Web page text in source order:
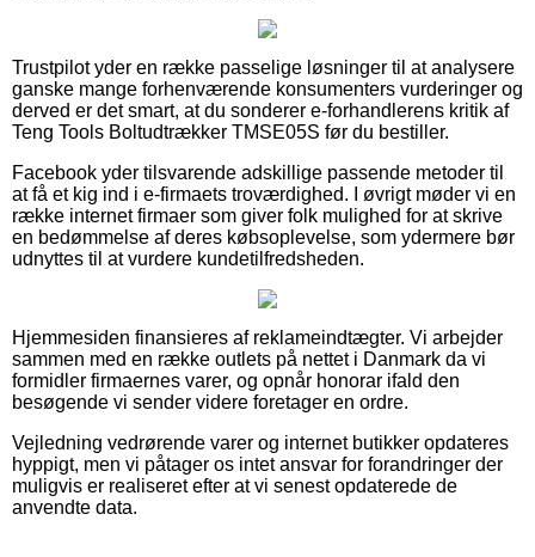
Trustpilot yder en række passelige løsninger til at analysere
ganske mange forhenværende konsumenters vurderinger og
derved er det smart, at du sonderer e-forhandlerens kritik af
Teng Tools Boltudtrækker TMSE05S før du bestiller.
Facebook yder tilsvarende adskillige passende metoder til
at få et kig ind i e-firmaets troværdighed. I øvrigt møder vi en
række internet firmaer som giver folk mulighed for at skrive
en bedømmelse af deres købsoplevelse, som ydermere bør
udnyttes til at vurdere kundetilfredsheden.
Hjemmesiden finansieres af reklameindtægter. Vi arbejder
sammen med en række outlets på nettet i Danmark da vi
formidler firmaernes varer, og opnår honorar ifald den
besøgende vi sender videre foretager en ordre.
Vejledning vedrørende varer og internet butikker opdateres
hyppigt, men vi påtager os intet ansvar for forandringer der
muligvis er realiseret efter at vi senest opdaterede de
anvendte data.